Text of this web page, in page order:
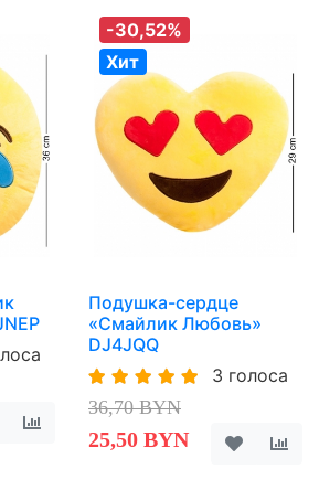
-30,52%
Хит
Подушка-сердце
«Смайлик Любовь»
DJ4JQQ
3 голоса
36,70 BYN
25,50 BYN